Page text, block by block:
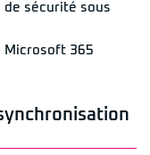
de sécurité sous
Microsoft 365